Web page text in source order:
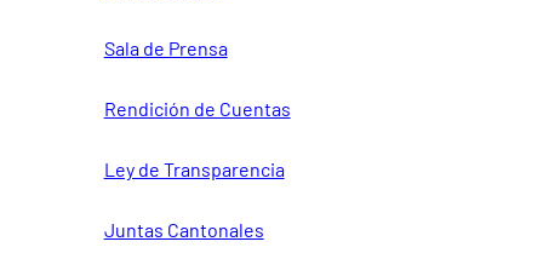
Sala de Prensa
Rendición de Cuentas
Ley de Transparencia
Juntas Cantonales